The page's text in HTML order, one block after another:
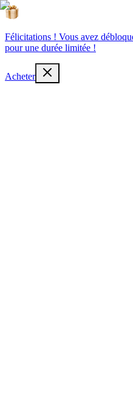
Félicitations ! Vous avez
pour une durée limitée !
Acheter